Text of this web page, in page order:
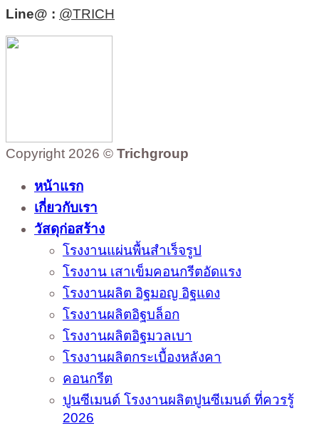
Line@ : @TRICH
Copyright 2026 © Trichgroup
หน้าแรก
เกี่ยวกับเรา
วัสดุก่อสร้าง
โรงงานแผ่นพื้นสำเร็จรูป
โรงงาน เสาเข็มคอนกรีตอัดแรง
โรงงานผลิต อิฐมอญ อิฐแดง
โรงงานผลิตอิฐบล็อก
โรงงานผลิตอิฐมวลเบา
โรงงานผลิตกระเบื้องหลังคา
คอนกรีต
ปูนซีเมนต์ โรงงานผลิตปูนซีเมนต์ ที่ควรรู้
2026